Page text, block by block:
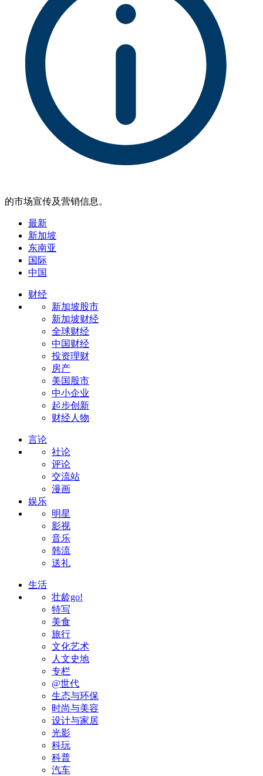
的市场宣传及营销信息。
最新
新加坡
东南亚
国际
中国
财经
新加坡股市
新加坡财经
全球财经
中国财经
投资理财
房产
美国股市
中小企业
起步创新
财经人物
言论
社论
评论
交流站
漫画
娱乐
明星
影视
音乐
韩流
送礼
生活
壮龄go!
特写
美食
旅行
文化艺术
人文史地
专栏
@世代
生态与环保
时尚与美容
设计与家居
光影
科玩
科普
汽车